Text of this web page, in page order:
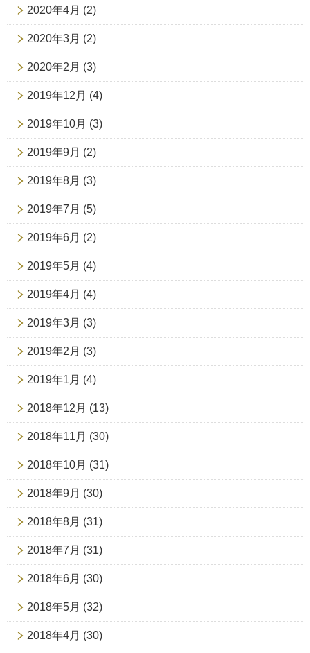
2020年4月 (2)
2020年3月 (2)
2020年2月 (3)
2019年12月 (4)
2019年10月 (3)
2019年9月 (2)
2019年8月 (3)
2019年7月 (5)
2019年6月 (2)
2019年5月 (4)
2019年4月 (4)
2019年3月 (3)
2019年2月 (3)
2019年1月 (4)
2018年12月 (13)
2018年11月 (30)
2018年10月 (31)
2018年9月 (30)
2018年8月 (31)
2018年7月 (31)
2018年6月 (30)
2018年5月 (32)
2018年4月 (30)